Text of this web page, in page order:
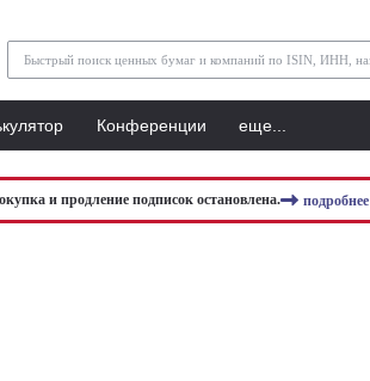
Конференции еще...
и продление подписок остановлена. подробнее